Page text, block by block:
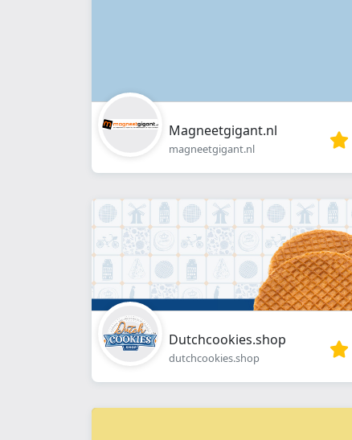
Magneetgigant.nl
magneetgigant.nl
Dutchcookies.shop
dutchcookies.shop